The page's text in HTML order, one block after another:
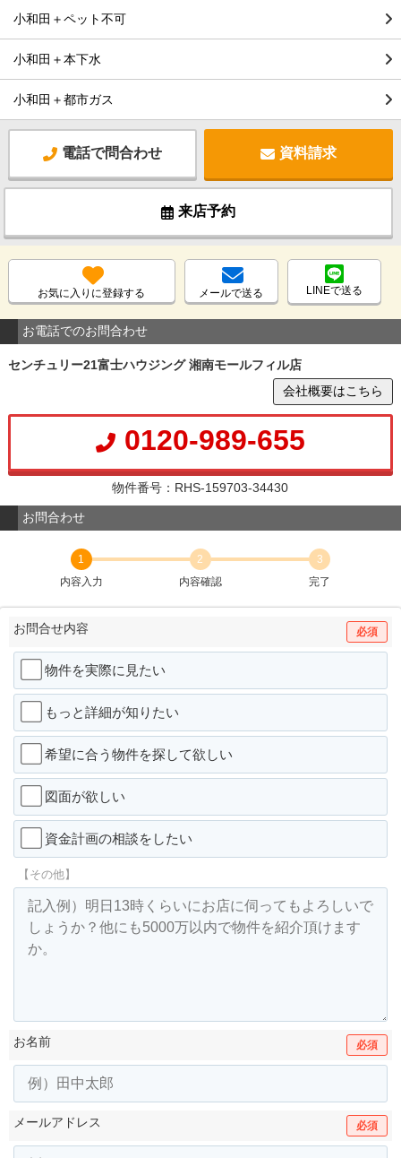
小和田＋ペット不可
小和田＋本下水
小和田＋都市ガス
電話で問合わせ 資料請求
来店予約
お気に入りに登録する メールで送る LINEで送る
お電話でのお問合わせ
センチュリー21富士ハウジング 湘南モールフィル店
会社概要はこちら
0120-989-655
物件番号：RHS-159703-34430
お問合わせ
1
内容入力
2
内容確認
3
完了
お問合せ内容 必須
物件を実際に見たい
もっと詳細が知りたい
希望に合う物件を探して欲しい
図面が欲しい
資金計画の相談をしたい
【その他】
お名前 必須
メールアドレス 必須